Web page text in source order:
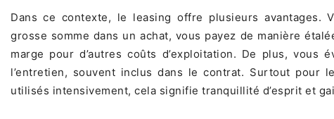
Dans ce contexte, le leasing offre plusieurs avantages.
grosse somme dans un achat, vous payez de manière
marge pour d’autres coûts d’exploitation. De plus, vous
l’entretien, souvent inclus dans le contrat. Surtout pour
utilisés intensivement, cela signifie tranquillité d’esprit et